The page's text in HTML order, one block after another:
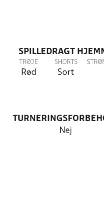
SPILLEDRAGT
TRØJE
Rød
SHORTS
Sort
Nej